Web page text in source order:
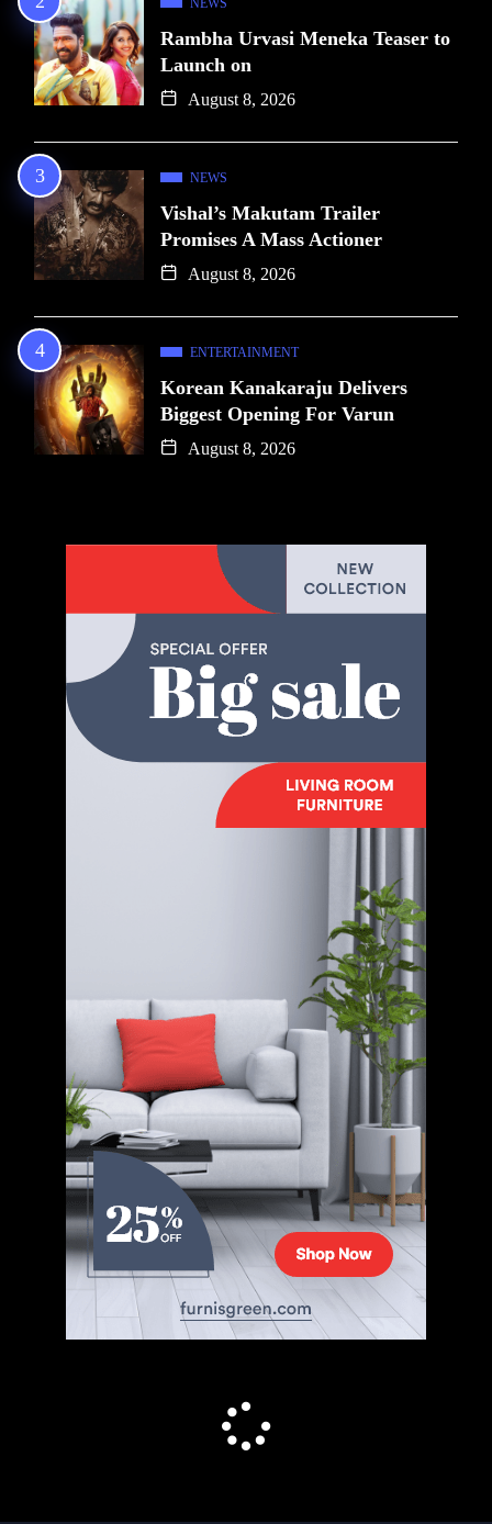
NEWS
Rambha Urvasi Meneka Teaser to
Launch on
August 8, 2026
NEWS
Vishal’s Makutam Trailer
Promises A Mass Actioner
August 8, 2026
ENTERTAINMENT
Korean Kanakaraju Delivers
Biggest Opening For Varun
August 8, 2026